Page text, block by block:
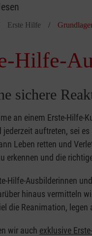
Erste Hilfe
Hilfe-
sichere
an einem Erste-
jederzeit auftreten, sei
Leben retten und
erkennen und die
Hilfe-Ausbilderinnen
hinaus vermitteln
die Reanimation,
wir auch exklusive